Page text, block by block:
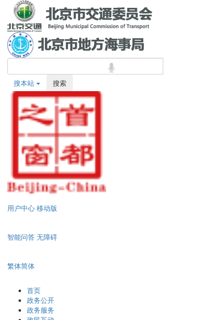
搜本站 搜索
用户中心 移动版
智能问答 无障碍
繁体简体
首页
政务公开
政务服务